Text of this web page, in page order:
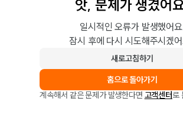
앗, 문제가 생겼어
일시적인 오류가 발생했어요.
잠시 후에 다시 시도해주시겠
새로고침하기
홈으로 돌아가기
계속해서 같은 문제가 발생한다면 고객센터로